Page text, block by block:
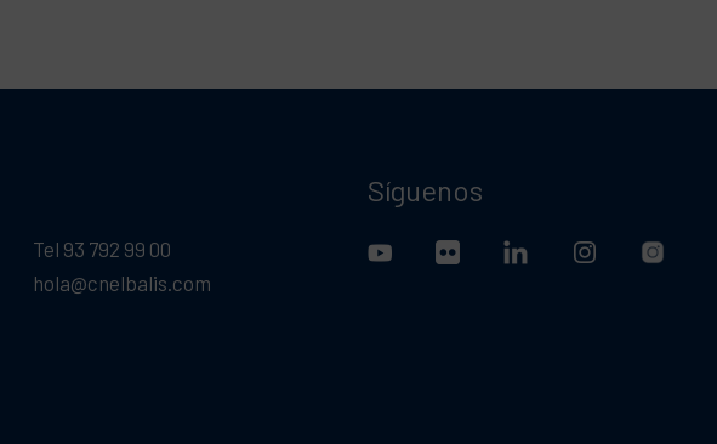
Tel 93 792 99 00
hola@cnelbalis.com
Síguenos